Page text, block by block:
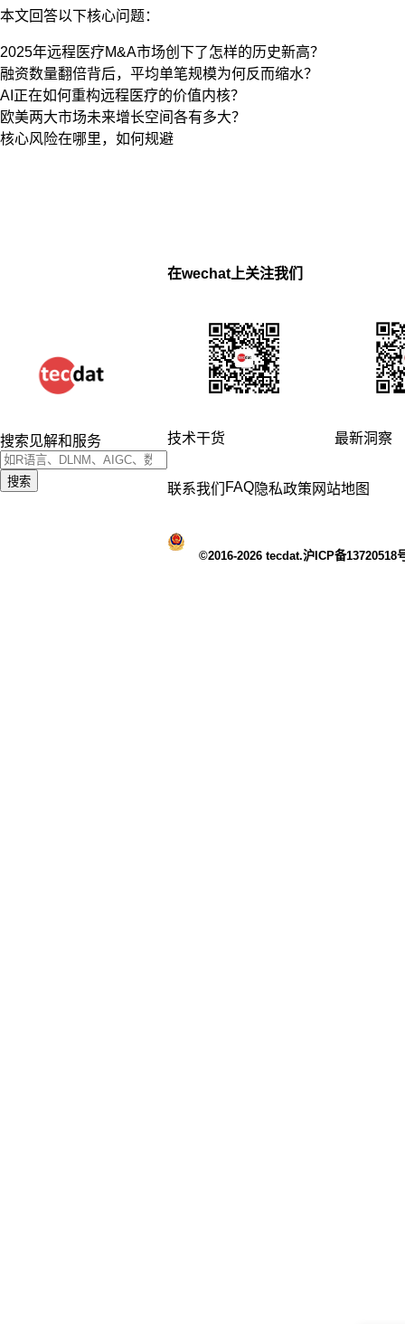
本文回答以下核心问题：
2025年远程医疗M&A市场创下了怎样的历史新高？
融资数量翻倍背后，平均单笔规模为何反而缩水？
AI正在如何重构远程医疗的价值内核？
欧美两大市场未来增长空间各有多大？
核心风险在哪里，如何规避
搜索见解和服务
搜索
在wechat上关注我们
技术干货 最新洞察
联系我们 FAQ隐私政策 网站地图
©2016-2026 tecdat.沪ICP备13720518